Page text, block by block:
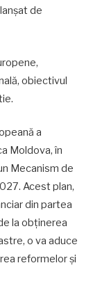
de
obiectivul
a
Moldova, în
Mecanism de
Acest plan,
din partea
la obținerea
o va aduce
reformelor și